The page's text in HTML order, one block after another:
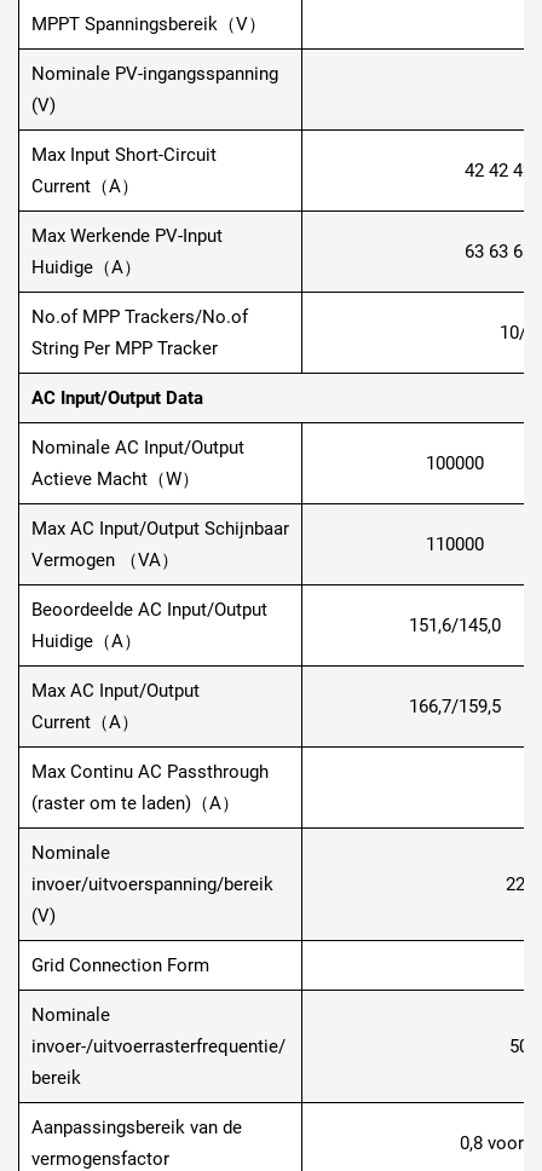
MPPT Spanningsbereik（V）
Nominale PV-ingangsspanning
(V)
Max Input Short-Circuit
Current（A）
42 42 42
Max Werkende PV-Input
Huidige（A）
63 63 63
No.of MPP Trackers/No.of
String Per MPP Tracker
10/2
AC Input/Output Data
Nominale AC Input/Output
Actieve Macht（W）
100000
Max AC Input/Output Schijnbaar
Vermogen （VA）
110000
Beoordeelde AC Input/Output
Huidige（A）
151,6/145,0
Max AC Input/Output
Current（A）
166,7/159,5
Max Continu AC Passthrough
(raster om te laden)（A）
Nominale
invoer/uitvoerspanning/bereik
(V)
Grid Connection Form
Nominale
invoer-/uitvoerrasterfrequentie/
bereik
50/
Aanpassingsbereik van de
vermogensfactor
0,8